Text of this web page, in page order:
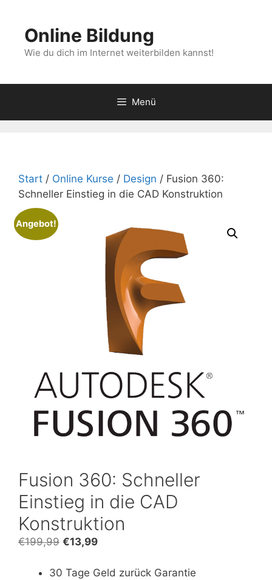
springenOnline Bildung
Wie du dich im Internet weiterbilden kannst!
Menü
Start / Online Kurse / Design / Fusion 360:
Schneller Einstieg in die CAD Konstruktion
Angebot!
Fusion 360: Schneller
Einstieg in die CAD
Konstruktion
€199,99 Ursprünglicher
war:
€13,99Aktueller
ist:
30 Tage Geld zurück Garantie